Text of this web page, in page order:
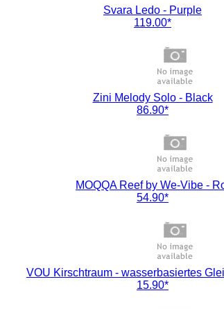
Svara Ledo - Purple
119.00*
Zini Melody Solo - Black
86.90*
MOQQA Reef by We-Vibe -
54.90*
VOU Kirschtraum - wasserbasiertes
15.90*